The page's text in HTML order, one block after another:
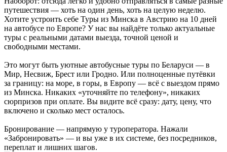
путешествия — хоть на один день, хоть на целую неделю.
Хотите устроить себе Туры из Минска в Австрию на 10 дней
на автобусе по Европе? У нас вы найдёте только актуальные
туры с реальными датами выезда, точной ценой и
свободными местами.
Это могут быть уютные автобусные туры по Беларуси — в
Мир, Несвиж, Брест или Гродно. Или полноценные путёвки
за границу: на море, в горы, в Европу — всё с выездом прямо
из Минска. Никаких «уточняйте по телефону», никаких
сюрпризов при оплате. Вы видите всё сразу: дату, цену, что
включено и сколько мест осталось.
Бронирование — напрямую у туроператора. Нажали
«Забронировать» — и вы уже в их системе, без посредников,
переплат и лишних шагов.